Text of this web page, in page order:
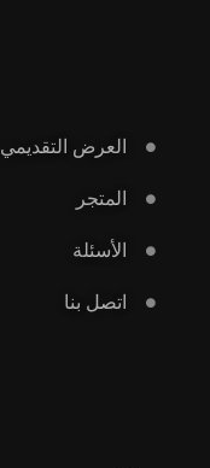
العرض التقديمي
المتجر
الأسئلة
اتصل بنا